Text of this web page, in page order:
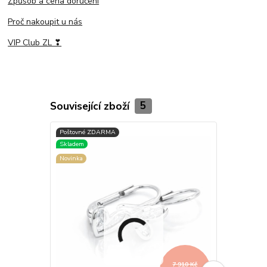
Proč nakoupit u nás
VIP Club ZL ❣
Související zboží 5
Novinka
7 910 Kč